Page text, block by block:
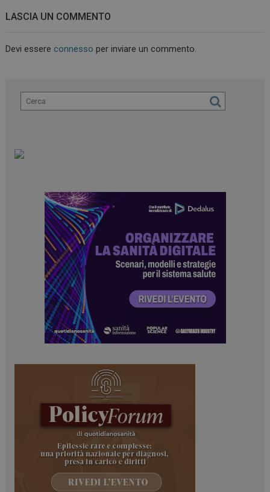
LASCIA UN COMMENTO
Devi essereconnesso per inviare un commento.